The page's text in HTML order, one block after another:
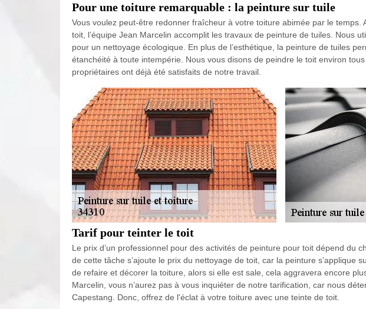
Pour une toiture remarquable : la peinture sur tuile
Vous voulez peut-être redonner fraîcheur à votre toiture abimée par le temps.
toit, l’équipe Jean Marcelin accomplit les travaux de peinture de tuiles. Nous
pour un nettoyage écologique. En plus de l’esthétique, la peinture de tuiles
étanchéité à toute intempérie. Nous vous disons de peindre le toit environ
propriétaires ont déjà été satisfaits de notre travail.
Tarif pour teinter le toit
Le prix d’un professionnel pour des activités de peinture pour toit dépend du
de cette tâche s’ajoute le prix du nettoyage de toit, car la peinture s’applique
de refaire et décorer la toiture, alors si elle est sale, cela aggravera encore
Marcelin, vous n’aurez pas à vous inquiéter de notre tarification, car nous
Capestang. Donc, offrez de l'éclat à votre toiture avec une teinte de toit.